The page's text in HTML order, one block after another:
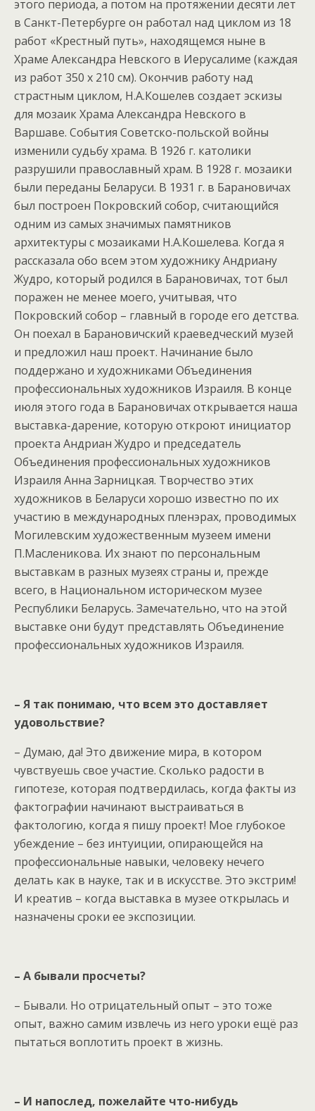
этого периода, а потом на протяжении десяти лет
в Санкт-Петербурге он работал над циклом из 18
работ «Крестный путь», находящемся ныне в
Храме Александра Невского в Иерусалиме (каждая
из работ 350 х 210 см). Окончив работу над
страстным циклом, Н.А.Кошелев создает эскизы
для мозаик Храма Александра Невского в
Варшаве. События Советско-польской войны
изменили судьбу храма. В 1926 г. католики
разрушили православный храм. В 1928 г. мозаики
были переданы Беларуси. В 1931 г. в Барановичах
был построен Покровский собор, считающийся
одним из самых значимых памятников
архитектуры с мозаиками Н.А.Кошелева. Когда я
рассказала обо всем этом художнику Андриану
Жудро, который родился в Барановичах, тот был
поражен не менее моего, учитывая, что
Покровский собор – главный в городе его детства.
Он поехал в Барановичский краеведческий музей
и предложил наш проект. Начинание было
поддержано и художниками Объединения
профессиональных художников Израиля. В конце
июля этого года в Барановичах открывается наша
выставка-дарение, которую откроют инициатор
проекта Андриан Жудро и председатель
Объединения профессиональных художников
Израиля Анна Зарницкая. Творчество этих
художников в Беларуси хорошо известно по их
участию в международных пленэрах, проводимых
Могилевским художественным музеем имени
П.Масленикова. Их знают по персональным
выставкам в разных музеях страны и, прежде
всего, в Национальном историческом музее
Республики Беларусь. Замечательно, что на этой
выставке они будут представлять Объединение
профессиональных художников Израиля.
– Я так понимаю, что всем это доставляет
удовольствие?
– Думаю, да! Это движение мира, в котором
чувствуешь свое участие. Сколько радости в
гипотезе, которая подтвердилась, когда факты из
фактографии начинают выстраиваться в
фактологию, когда я пишу проект! Мое глубокое
убеждение – без интуиции, опирающейся на
профессиональные навыки, человеку нечего
делать как в науке, так и в искусстве. Это экстрим!
И креатив – когда выставка в музее открылась и
назначены сроки ее экспозиции.
– А бывали просчеты?
– Бывали. Но отрицательный опыт – это тоже
опыт, важно самим извлечь из него уроки ещё раз
пытаться воплотить проект в жизнь.
– И напослед, пожелайте что-нибудь